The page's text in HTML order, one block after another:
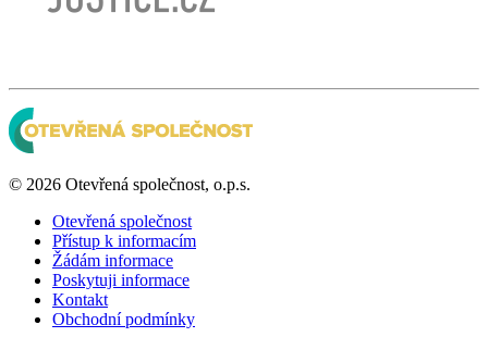
© 2026 Otevřená společnost, o.p.s.
Otevřená společnost
Přístup k informacím
Žádám informace
Poskytuji informace
Kontakt
Obchodní podmínky